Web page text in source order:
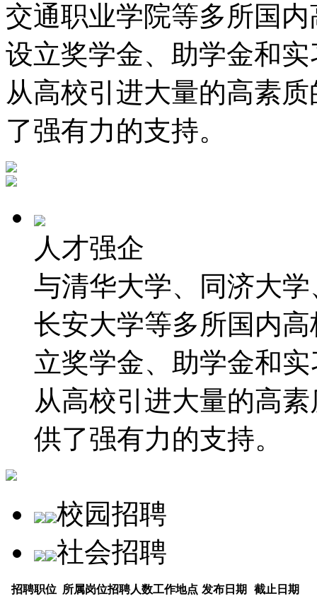
交通职业学院等多所国
设立奖学金、助学金和
从高校引进大量的高素
了强有力的支持。
人才强企
与清华大学、同济大
长安大学等多所国内
立奖学金、助学金和
从高校引进大量的高
供了强有力的支持。
校园招聘
社会招聘
招聘职位 所属岗位招聘人数工作地点 发布日期
截止日期